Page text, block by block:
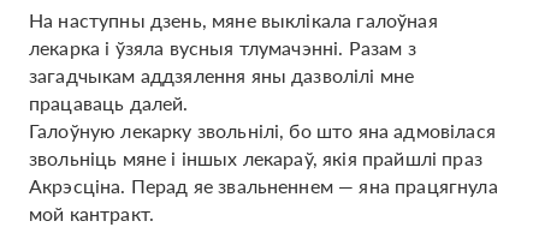
На наступны дзень, мяне выклікала галоўная
лекарка і ўзяла вусныя тлумачэнні. Разам з
загадчыкам аддзялення яны дазволілі мне
працаваць далей.
Галоўную лекарку звольнілі, бо што яна адмовілася
звольніць мяне і іншых лекараў, якія прайшлі праз
Акрэсціна. Перад яе звальненнем — яна працягнула
мой кантракт.